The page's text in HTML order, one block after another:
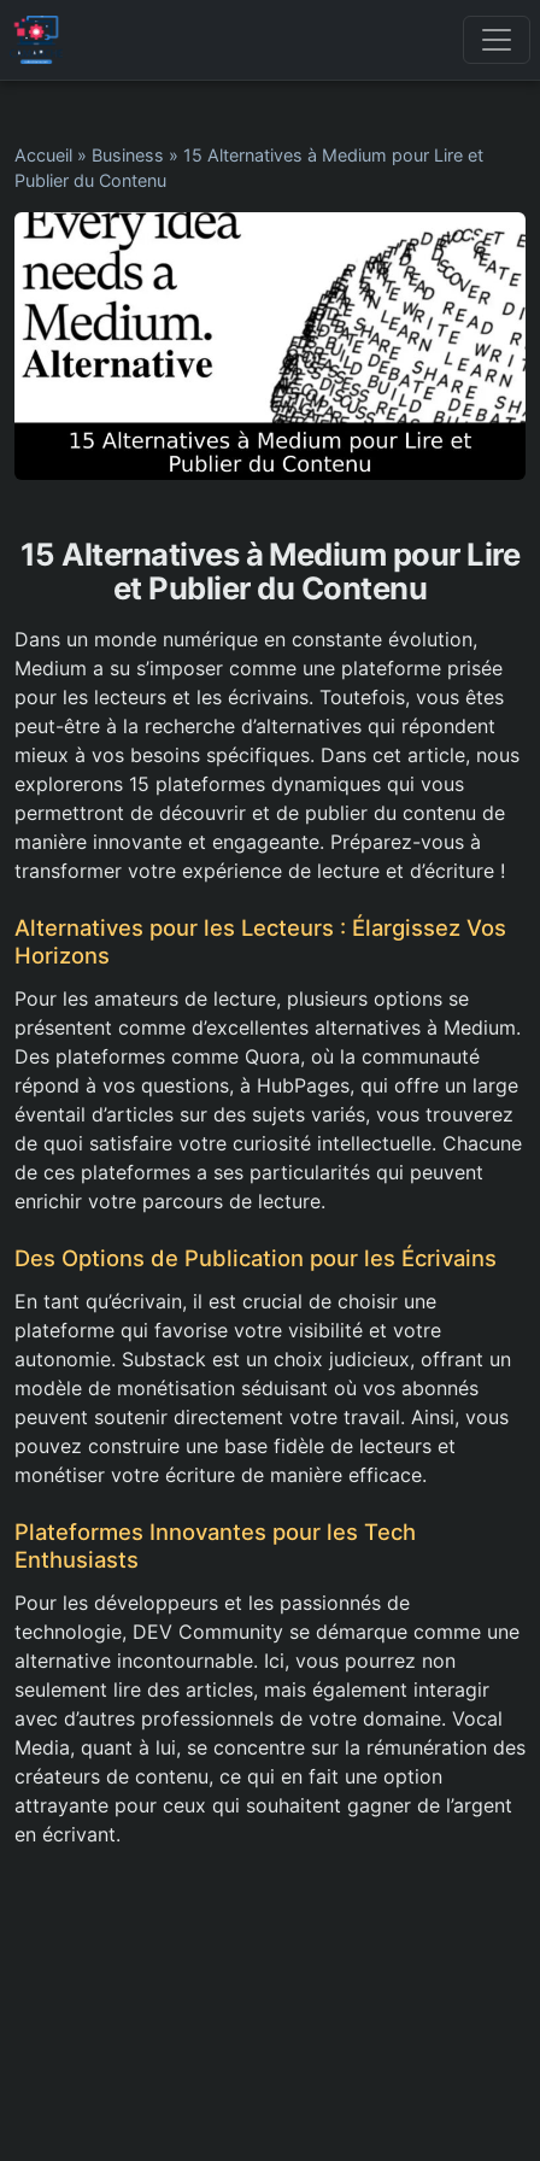
Accueil » Business » 15 Alternatives à Medium pour Lire et
Publier du Contenu
15 Alternatives à Medium pour Lire
et Publier du Contenu
Dans un monde numérique en constante évolution,
Medium a su s’imposer comme une plateforme prisée
pour les lecteurs et les écrivains. Toutefois, vous êtes
peut-être à la recherche d’alternatives qui répondent
mieux à vos besoins spécifiques. Dans cet article, nous
explorerons 15 plateformes dynamiques qui vous
permettront de découvrir et de publier du contenu de
manière innovante et engageante. Préparez-vous à
transformer votre expérience de lecture et d’écriture !
Alternatives pour les Lecteurs : Élargissez Vos
Horizons
Pour les amateurs de lecture, plusieurs options se
présentent comme d’excellentes alternatives à Medium.
Des plateformes comme Quora, où la communauté
répond à vos questions, à HubPages, qui offre un large
éventail d’articles sur des sujets variés, vous trouverez
de quoi satisfaire votre curiosité intellectuelle. Chacune
de ces plateformes a ses particularités qui peuvent
enrichir votre parcours de lecture.
Des Options de Publication pour les Écrivains
En tant qu’écrivain, il est crucial de choisir une
plateforme qui favorise votre visibilité et votre
autonomie. Substack est un choix judicieux, offrant un
modèle de monétisation séduisant où vos abonnés
peuvent soutenir directement votre travail. Ainsi, vous
pouvez construire une base fidèle de lecteurs et
monétiser votre écriture de manière efficace.
Plateformes Innovantes pour les Tech
Enthusiasts
Pour les développeurs et les passionnés de
technologie, DEV Community se démarque comme une
alternative incontournable. Ici, vous pourrez non
seulement lire des articles, mais également interagir
avec d’autres professionnels de votre domaine. Vocal
Media, quant à lui, se concentre sur la rémunération des
créateurs de contenu, ce qui en fait une option
attrayante pour ceux qui souhaitent gagner de l’argent
en écrivant.